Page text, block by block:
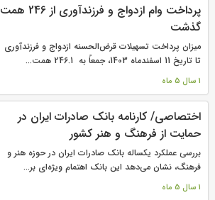
پرداخت وام ازدواج و فرزندآوری از 246 همت
گذشت
میزان پرداخت تسهیلات قرض‌الحسنه ازدواج و فرزندآوری
تا تاریخ 11 اسفندماه 1403، جمعاً به 246.1 همت...
1 سال 5 ماه
اختصاصی/ کارنامه بانک صادرات ایران در
حمایت از فرهنگ و هنر کشور
بررسی عملکرد یکساله بانک صادرات ایران در حوزه هنر و
فرهنگ، نشان می‌دهد این بانک اهتمام ویژه‌ای بر...
1 سال 5 ماه